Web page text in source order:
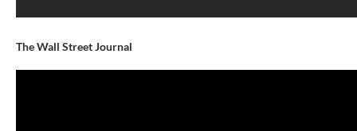
The Wall Street Journal